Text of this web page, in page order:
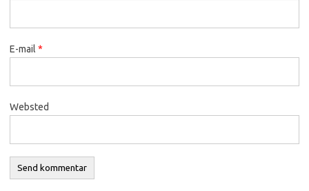
E-mail *
Websted